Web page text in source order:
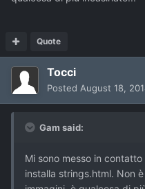
Quote
Tocci
Posted August 18,
Gam said:
Mi sono messo in
installa strings.html. Non